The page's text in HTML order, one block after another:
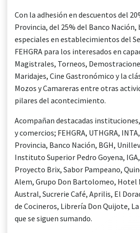
Con la adhesión en descuentos del
Provincia, del 25% del Banco
especiales en establecimientos del
FEHGRA para los interesados en
Magistrales, Torneos,
Maridajes, Cine Gastronómico y la
Mozos y Camareras entre otras
pilares del acontecimiento.
Acompañan destacadas
y comercios; FEHGRA, UTHGRA,
Provincia, Banco Nación, BGH,
Instituto Superior Pedro Goyena,
Proyecto Brix, Sabor Pampeano,
Alem, Grupo Don Bartolomeo, Hotel
Austral, Sucrerie Café, Aprilis, El
de Cocineros, Librería Don Quijote,
que se siguen sumando.